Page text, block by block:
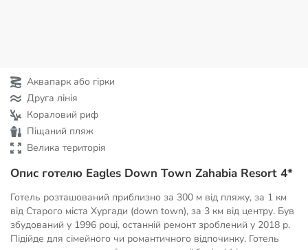
Аквапарк або гірки
Друга лінія
Кораловий риф
Піщаний пляж
Велика територія
Опис готелю Eagles Down Town Zahabia Resort 4*
Готель розташований приблизно за 300 м від пляжу, за 1 км
від Старого міста Хургади (down town), за 3 км від центру. Був
збудований у 1996 році, останній ремонт зроблений у 2018 р.
Підійде для сімейного чи романтичного відпочинку. Готель